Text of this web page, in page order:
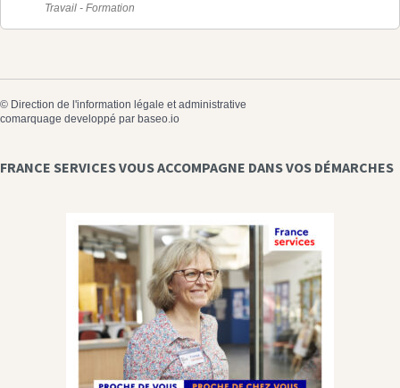
Travail - Formation
© Direction de l'information légale et administrative
comarquage developpé par baseo.io
FRANCE SERVICES VOUS ACCOMPAGNE DANS VOS DÉMARCHES